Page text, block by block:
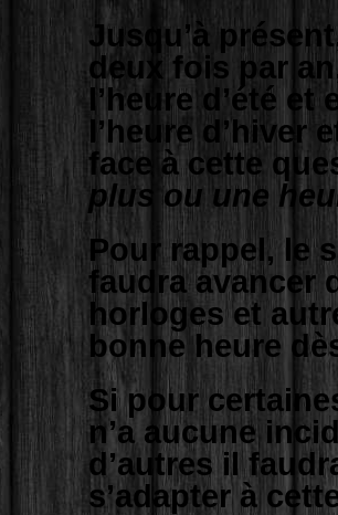
Jusqu’à
deux fois par
l’heure d’été
l’heure d’hiver
face à cette
plus ou une
Pour rappel, le
faudra avancer
horloges et
bonne heure
Si pour
n’a aucune
d’autres il
s’adapter à